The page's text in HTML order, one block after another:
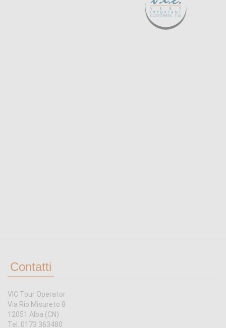
Contatti
VIC Tour Operator
Via Rio Misureto 8
12051 Alba (CN)
Tel. 0173 363480